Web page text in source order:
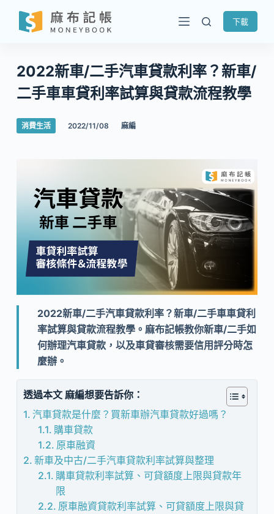
跳
至
內
容
下載
2022新車/二手汽車貸款利率？新車/
二手車車貸利率試算與貸款流程教學
消費生活 2022/11/08 麻編
2022新車/二手汽車貸款利率？新車/二手車車貸利
率試算與貸款流程教學。麻布記帳教你新車/二手如
何辦理汽車貸款，以及車貸審核需要信用評分時怎
麼辦。
透過本文 麻編想要告訴你：
汽車貸款是什麼？買新車辦汽車貸款好過嗎？
購車貸款
原車融資
新車及中古/二手汽車貸款利率試算與整理
購車貸款利率試算、可貸額度上限與貸款年
限
原車融資貸款利率試算、可貸額度上限與貸